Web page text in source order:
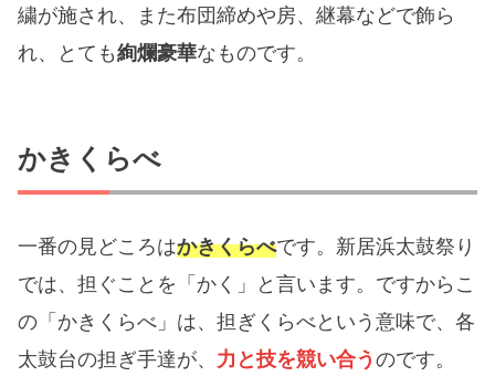
繍が施され、また布団締めや房、継幕などで飾ら
れ、とても絢爛豪華なものです。
かきくらべ
一番の見どころはかきくらべです。新居浜太鼓祭り
では、担ぐことを「かく」と言います。ですからこ
の「かきくらべ」は、担ぎくらべという意味で、各
太鼓台の担ぎ手達が、 力と技を競い合うのです。